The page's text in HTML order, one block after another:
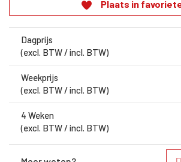
Plaats in
Dagprijs
(excl. BTW / incl. BTW)
Weekprijs
(excl. BTW / incl. BTW)
4 Weken
(excl. BTW / incl. BTW)